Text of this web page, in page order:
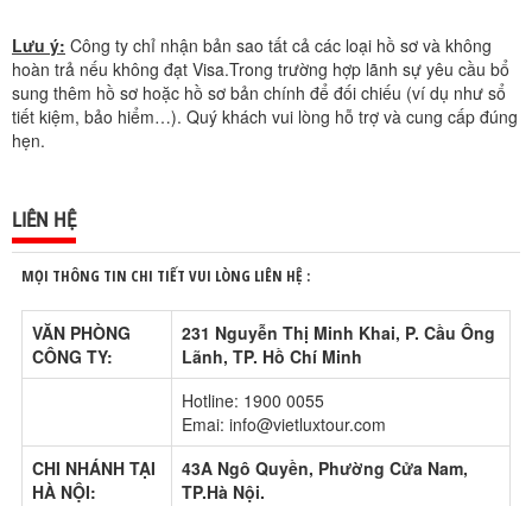
Lưu ý: Công ty chỉ nhận bản sao tất cả các loại hồ sơ và không
hoàn trả nếu không đạt Visa.Trong trường hợp lãnh sự yêu cầu bổ
sung thêm hồ sơ hoặc hồ sơ bản chính để đối chiếu (ví dụ như sổ
tiết kiệm, bảo hiểm…). Quý khách vui lòng hỗ trợ và cung cấp đúng
hẹn.
LIÊN HỆ
MỌI THÔNG TIN CHI TIẾT VUI LÒNG LIÊN HỆ :
VĂN PHÒNG
CÔNG TY:
231 Nguyễn Thị Minh Khai, P. Cầu Ông
Lãnh, TP. Hồ Chí Minh
Hotline: 1900 0055
Emai: info@vietluxtour.com
CHI NHÁNH TẠI
HÀ NỘI:
43A Ngô Quyền, Phường Cửa Nam,
TP.Hà Nội.